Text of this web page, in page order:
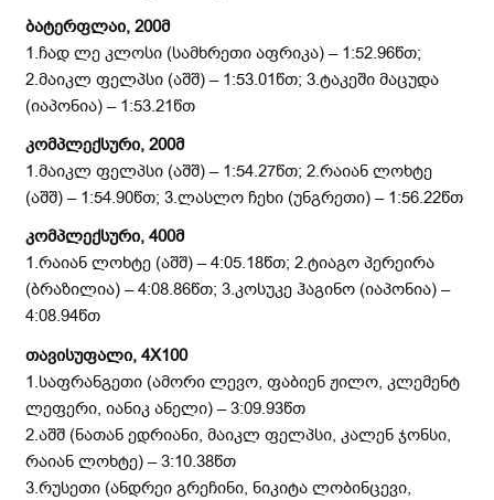
ბატერფლაი, 200მ
1.ჩად ლე კლოსი (სამხრეთი აფრიკა) – 1:52.96წთ;
2.მაიკლ ფელპსი (აშშ) – 1:53.01წთ; 3.ტაკეში მაცუდა
(იაპონია) – 1:53.21წთ
კომპლექსური, 200მ
1.მაიკლ ფელპსი (აშშ) – 1:54.27წთ; 2.რაიან ლოხტე
(აშშ) – 1:54.90წთ; 3.ლასლო ჩეხი (უნგრეთი) – 1:56.22წთ
კომპლექსური, 400მ
1.რაიან ლოხტე (აშშ) – 4:05.18წთ; 2.ტიაგო პერეირა
(ბრაზილია) – 4:08.86წთ; 3.კოსუკე ჰაგინო (იაპონია) –
4:08.94წთ
თავისუფალი, 4X100
1.საფრანგეთი (ამორი ლევო, ფაბიენ ჟილო, კლემენტ
ლეფერი, იანიკ ანელი) – 3:09.93წთ
2.აშშ (ნათან ედრიანი, მაიკლ ფელპსი, კალენ ჯონსი,
რაიან ლოხტე) – 3:10.38წთ
3.რუსეთი (ანდრეი გრეჩინი, ნიკიტა ლობინცევი,